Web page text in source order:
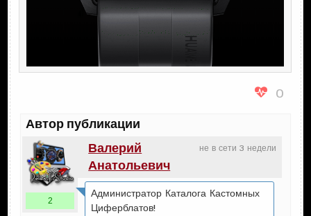
0
Автор публикации
не в сети 3 недели
Валерий
Анатольевич
2
Администратор Каталога Кастомных
Циферблатов!